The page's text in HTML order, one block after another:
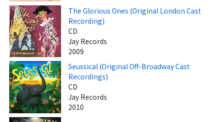
The Glorious Ones (Original London Cast
Recording)
CD
Jay Records
2009
Seussical (Original Off-Broadway Cast
Recordings)
CD
Jay Records
2010